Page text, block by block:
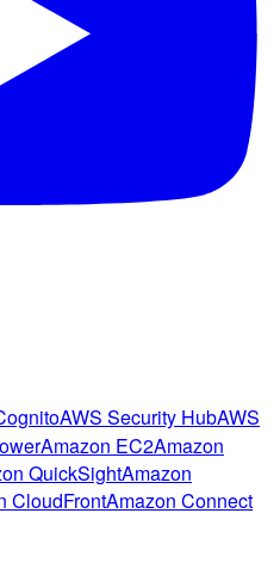
AWS Security HubAWS
Amazon EC2Amazon
QuickSightAmazon
CloudFrontAmazon Connect